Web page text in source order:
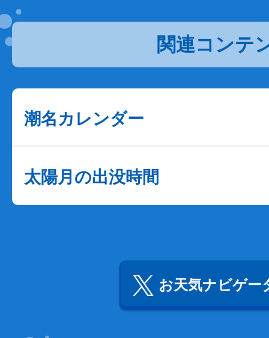
関連コンテ
潮名カレンダー
太陽月の出没時間
お天気ナビゲー